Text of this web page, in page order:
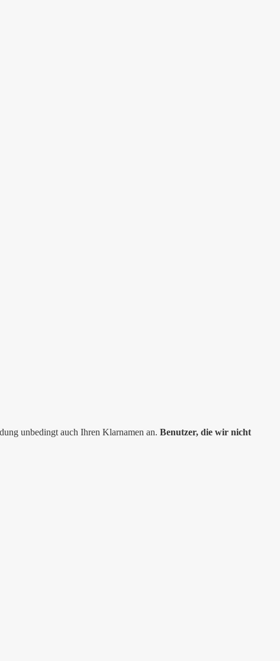
unbedingt auch Ihren Klarnamen an. Benutzer, die wir nicht